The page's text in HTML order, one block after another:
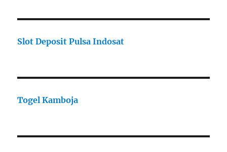
Slot Deposit Pulsa Indosat
Togel Kamboja